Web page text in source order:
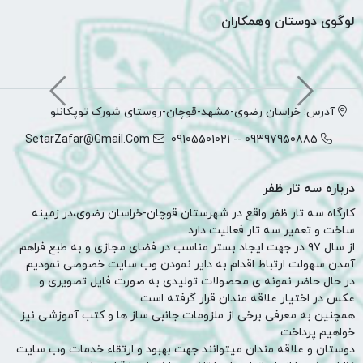
لوگوی دوستان وهمکاران
آدرس: خراسان رضوی-مشهد-قوچان-روستای شورک توپکانلو
09397950885 -- 09105501021
SetarZafar@Gmail.Com
درباره سه تار ظفر
کارگاه سه تار ظفر واقع در شهرستان قوچان-خراسان رضوی،در زمینه
ساخت و تعمیر سه تار فعالیت دارد.
از سال ۹۷ در جهت ایجاد بستر مناسب در فضای مجازی و به طبع فراهم
آمدن سهولت ارتباط اقدام به دایر نمودن وب سایت خصوصی نمودیم.
در حال حاضر نمونه ی محصولات تولیدی به صورت فایل تصویری و
عکس در اختیار علاقه مندان قرار گرفته است.
همچنین به معرفی برخی از ملزومات جانبی ساز ها و کتب آموزشی نیز
خواهیم پرداخت.
دوستان و علاقه مندان میتوانند جهت بهبود و ارتقاء خدمات وب سایت